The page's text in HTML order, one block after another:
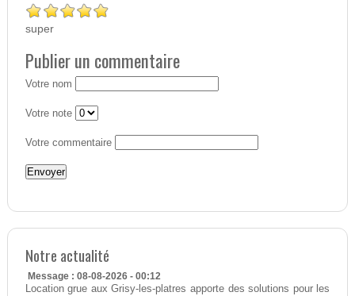
super
Publier un commentaire
Votre nom
Votre note
Votre commentaire
Notre actualité
Message : 08-08-2026 - 00:12
Location grue aux Grisy-les-platres apporte des solutions pour les